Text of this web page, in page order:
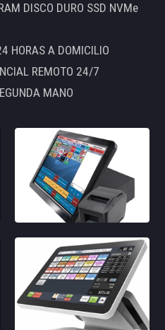
DISCO DURO SSD NVMe
HORAS A DOMICILIO
REMOTO 24/7
MANO